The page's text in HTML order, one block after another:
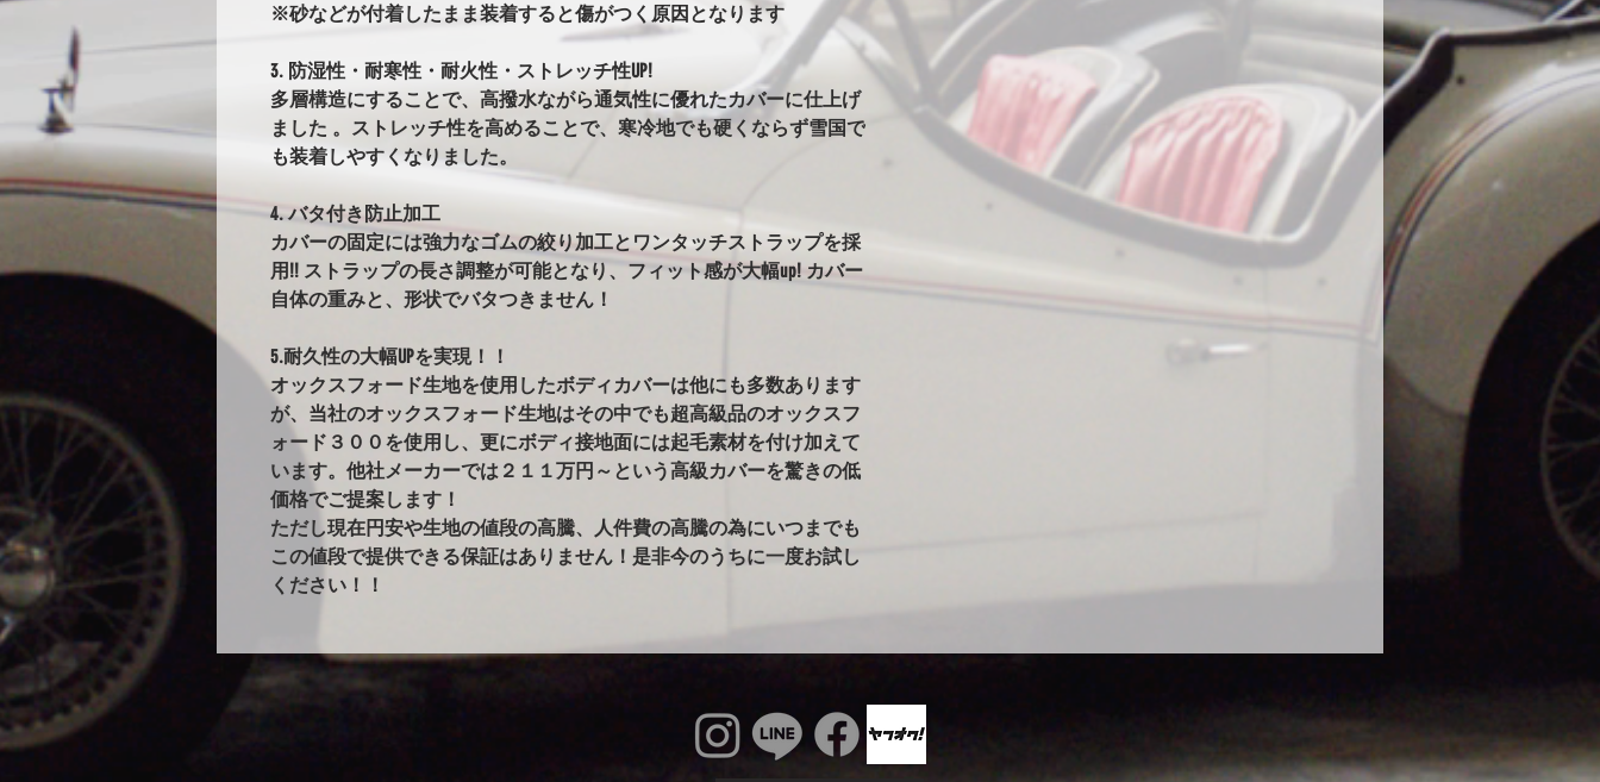
※砂などが付着したまま装着すると傷がつく原因となります
3. 防湿性・耐寒性・耐火性・ストレッチ性UP!
多層構造にすることで、高撥水ながら通気性に優れたカバーに仕上げ
ました 。ストレッチ性を高めることで、寒冷地でも硬くならず雪国で
も装着しやすくなりました。
4. バタ付き防止加工
カバーの固定には強力なゴムの絞り加工とワンタッチストラップを採
用!! ストラップの長さ調整が可能となり、フィット感が大幅up! カバー
自体の重みと、形状でバタつきません！
5.耐久性の大幅UPを実現！！
オックスフォード生地を使用したボディカバーは他にも多数あります
が、当社のオックスフォード生地はその中でも超高級品のオックスフ
ォード３００を使用し、更にボディ接地面には起毛素材を付け加えて
います。他社メーカーでは２１１万円～という高級カバーを驚きの低
価格でご提案します！
ただし現在円安や生地の値段の高騰、人件費の高騰の為にいつまでも
この値段で提供できる保証はありません！是非今のうちに一度お試し
ください！！
ることがありますが、不良品ではありません。天気の良
い日など車もカバーをめくり換気する事をお勧めしま
す。
※オールペン車両やコーティング車両に使用する際の注
意
オールペンやボディコーティング直後の車両は塗膜が不
安定なためカバーの使用はお控えください。コーティン
グ剤や塗料の種類によっては、シミができる可能性があ
ります。万が一シミになった場合は速やかに天日で乾燥
させてください。（現在までに35件のみ、DIYで赤色にオ
ールペンされた車両に使用し、塗装の曇りが出たとの報
告がありました。）
※ボディが汚れた状態での使用はお控えください。